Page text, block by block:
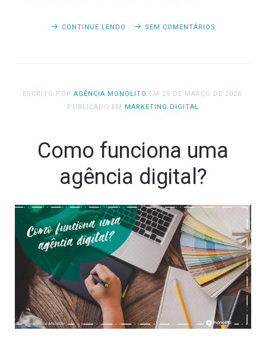
CONTINUE LENDO SEM COMENTÁRIOS
ESCRITO POR AGÊNCIA MONOLITO EM 25 DE MARÇO DE 2026.
PUBLICADO EM MARKETING DIGITAL
Como funciona uma
agência digital?